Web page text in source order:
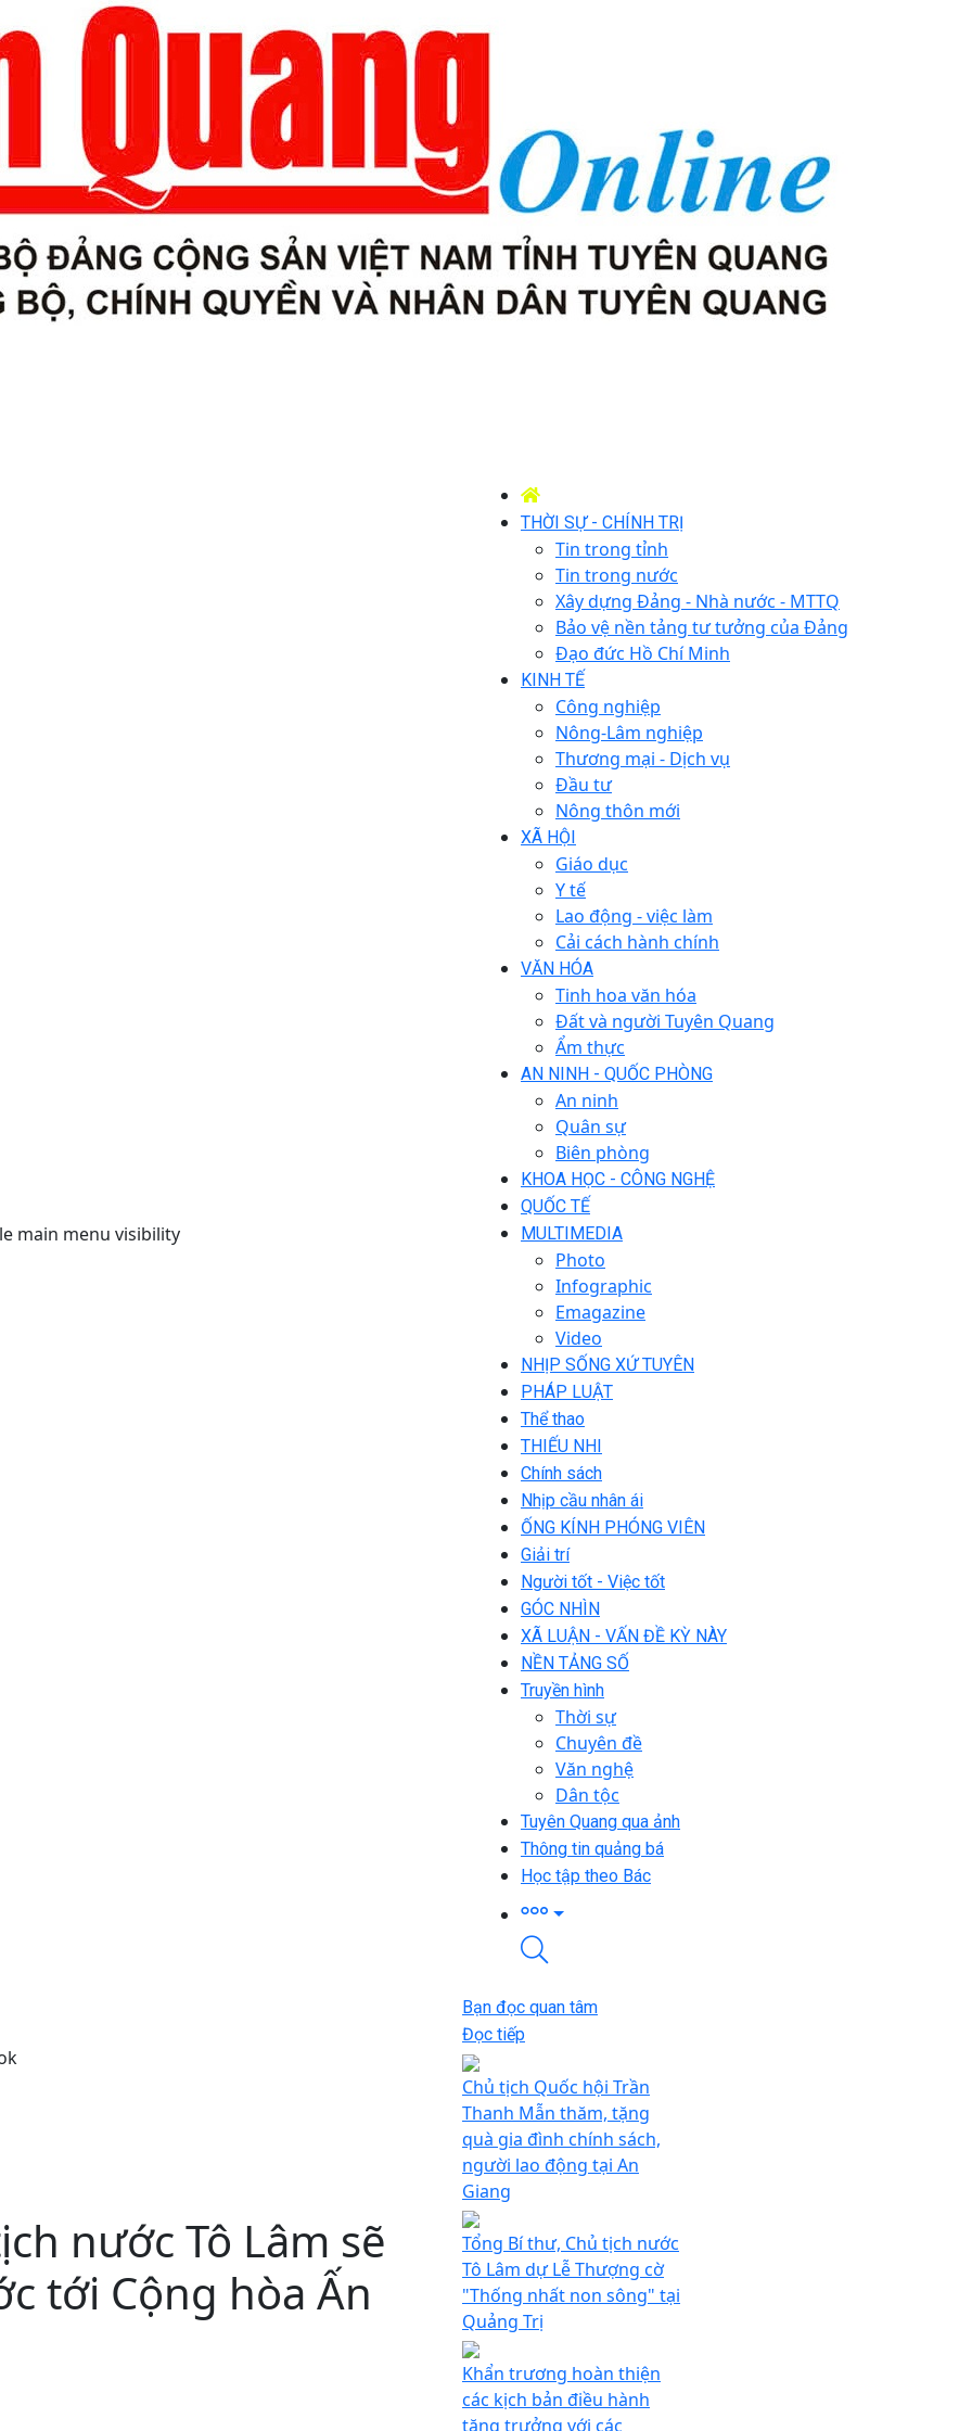
main menu visibility
THỜI SỰ - CHÍNH TRỊ
Tin trong tỉnh
Tin trong nước
Xây dựng Đảng - Nhà nước - MTTQ
Bảo vệ nền tảng tư tưởng của Đảng
Đạo đức Hồ Chí Minh
KINH TẾ
Công nghiệp
Nông-Lâm nghiệp
Thương mại - Dịch vụ
Đầu tư
Nông thôn mới
XÃ HỘI
Giáo dục
Y tế
Lao động - việc làm
Cải cách hành chính
VĂN HÓA
Tinh hoa văn hóa
Đất và người Tuyên Quang
Ẩm thực
AN NINH - QUỐC PHÒNG
An ninh
Quân sự
Biên phòng
KHOA HỌC - CÔNG NGHỆ
QUỐC TẾ
MULTIMEDIA
Photo
Infographic
Emagazine
Video
NHỊP SỐNG XỨ TUYÊN
PHÁP LUẬT
Thể thao
THIẾU NHI
Chính sách
Nhịp cầu nhân ái
ỐNG KÍNH PHÓNG VIÊN
Giải trí
Người tốt - Việc tốt
GÓC NHÌN
XÃ LUẬN - VẤN ĐỀ KỲ NÀY
NỀN TẢNG SỐ
Truyền hình
Thời sự
Chuyên đề
Văn nghệ
Dân tộc
Tuyên Quang qua ảnh
Thông tin quảng bá
Học tập theo Bác
nước Tô Lâm sẽ
tới Cộng hòa Ấn
Bạn đọc quan tâm
Đọc tiếp
Chủ tịch Quốc hội Trần
Thanh Mẫn thăm, tặng
quà gia đình chính sách,
người lao động tại An
Giang
Tổng Bí thư, Chủ tịch nước
Tô Lâm dự Lễ Thượng cờ
"Thống nhất non sông" tại
Quảng Trị
Khẩn trương hoàn thiện
các kịch bản điều hành
tăng trưởng với các